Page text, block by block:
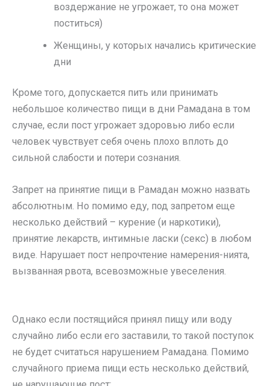
воздержание не угрожает, то она может
поститься)
Женщины, у которых начались критические
дни
Кроме того, допускается пить или принимать
небольшое количество пищи в дни Рамадана в том
случае, если пост угрожает здоровью либо если
человек чувствует себя очень плохо вплоть до
сильной слабости и потери сознания.
Запрет на принятие пищи в Рамадан можно назвать
абсолютным. Но помимо еду, под запретом еще
несколько действий – курение (и наркотики),
принятие лекарств, интимные ласки (секс) в любом
виде. Нарушает пост непрочтение намерения-нията,
вызванная рвота, всевозможные увеселения.
Однако если постящийся принял пищу или воду
случайно либо если его заставили, то такой поступок
не будет считаться нарушением Рамадана. Помимо
случайного приема пищи есть несколько действий,